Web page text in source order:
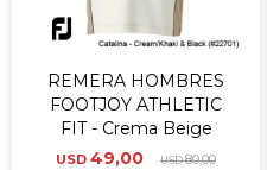
REMERA HOMBRES
FOOTJOY ATHLETIC
FIT - Crema Beige
USD 49,00 USD80,00